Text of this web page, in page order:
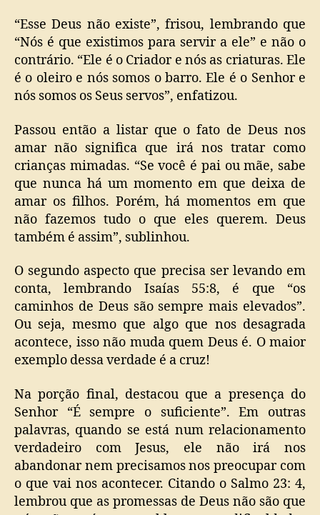
“Esse Deus não existe”, frisou, lembrando que
“Nós é que existimos para servir a ele” e não o
contrário. “Ele é o Criador e nós as criaturas. Ele
é o oleiro e nós somos o barro. Ele é o Senhor e
nós somos os Seus servos”, enfatizou.
Passou então a listar que o fato de Deus nos
amar não significa que irá nos tratar como
crianças mimadas. “Se você é pai ou mãe, sabe
que nunca há um momento em que deixa de
amar os filhos. Porém, há momentos em que
não fazemos tudo o que eles querem. Deus
também é assim”, sublinhou.
O segundo aspecto que precisa ser levando em
conta, lembrando Isaías 55:8, é que “os
caminhos de Deus são sempre mais elevados”.
Ou seja, mesmo que algo que nos desagrada
acontece, isso não muda quem Deus é. O maior
exemplo dessa verdade é a cruz!
Na porção final, destacou que a presença do
Senhor “É sempre o suficiente”. Em outras
palavras, quando se está num relacionamento
verdadeiro com Jesus, ele não irá nos
abandonar nem precisamos nos preocupar com
o que vai nos acontecer. Citando o Salmo 23: 4,
lembrou que as promessas de Deus não são que